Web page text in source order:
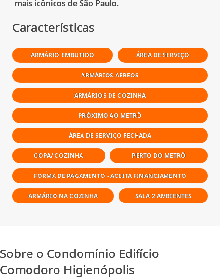
Características
ARMÁRIO EMBUTIDO ÁREA DE SERVIÇO
ARMÁRIOS AÉREOS
ARMÁRIOS DE COZINHA
PRÓXIMO AO METRÔ
ÁREA DE SERVIÇO FECHADA
COPA/ COZINHA PERTO DO METRÔ
FORMA DE PAGAMENTO - ACEITA FINANCIAMENTO
ARMÁRIO NA COZINHA SALA 2 AMBIENTES
Sobre o Condomínio Edifício
Comodoro Higienópolis